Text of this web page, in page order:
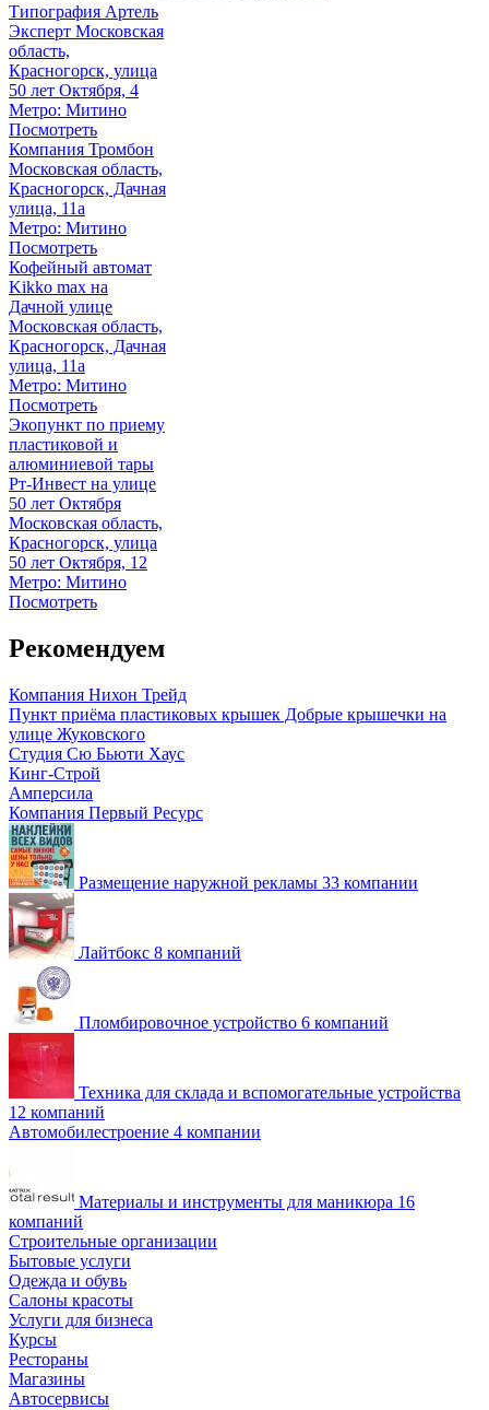
Типография Артель
Эксперт Московская
область,
Красногорск, улица
50 лет Октября, 4
Метро: Митино
Посмотреть
Компания Тромбон
Московская область,
Красногорск, Дачная
улица, 11а
Метро: Митино
Посмотреть
Кофейный автомат
Kikko max на
Дачной улице
Московская область,
Красногорск, Дачная
улица, 11а
Метро: Митино
Посмотреть
Экопункт по приему
пластиковой и
алюминиевой тары
Рт-Инвест на улице
50 лет Октября
Московская область,
Красногорск, улица
50 лет Октября, 12
Метро: Митино
Посмотреть
Рекомендуем
Компания Нихон Трейд
Пункт приёма пластиковых крышек Добрые крышечки на
улице Жуковского
Студия Сю Бьюти Хаус
Кинг-Строй
Амперсила
Компания Первый Ресурс
Размещение наружной рекламы 33 компании
Лайтбокс 8 компаний
Пломбировочное устройство 6 компаний
Техника для склада и вспомогательные устройства
12 компаний
Автомобилестроение 4 компании
Материалы и инструменты для маникюра 16
компаний
Строительные организации
Бытовые услуги
Одежда и обувь
Салоны красоты
Услуги для бизнеса
Курсы
Рестораны
Магазины
Автосервисы